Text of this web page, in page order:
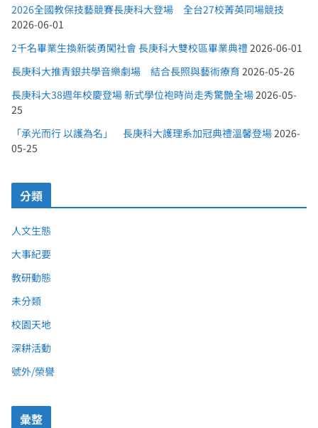
2026全國教保技藝競賽長庚科大登場 全台27校菁英同場競技
2026-06-01
2千名畢業生換新裝勇闖社會 長庚科大雙校區畢業典禮2026-06-01
長庚科大推青銀共學音樂劇場 結合長照與藝術療育 2026-05-26
長庚科大38週年校慶登場 新式學位袍時尚走秀驚艷全場2026-05-
25
「承光而行 以護為名」 長庚科大護理系加冠典禮溫馨登場2026-
05-25
分類
人文生態
大事紀要
教研動態
未分類
校園天地
深耕活動
號外/榮譽
彙整